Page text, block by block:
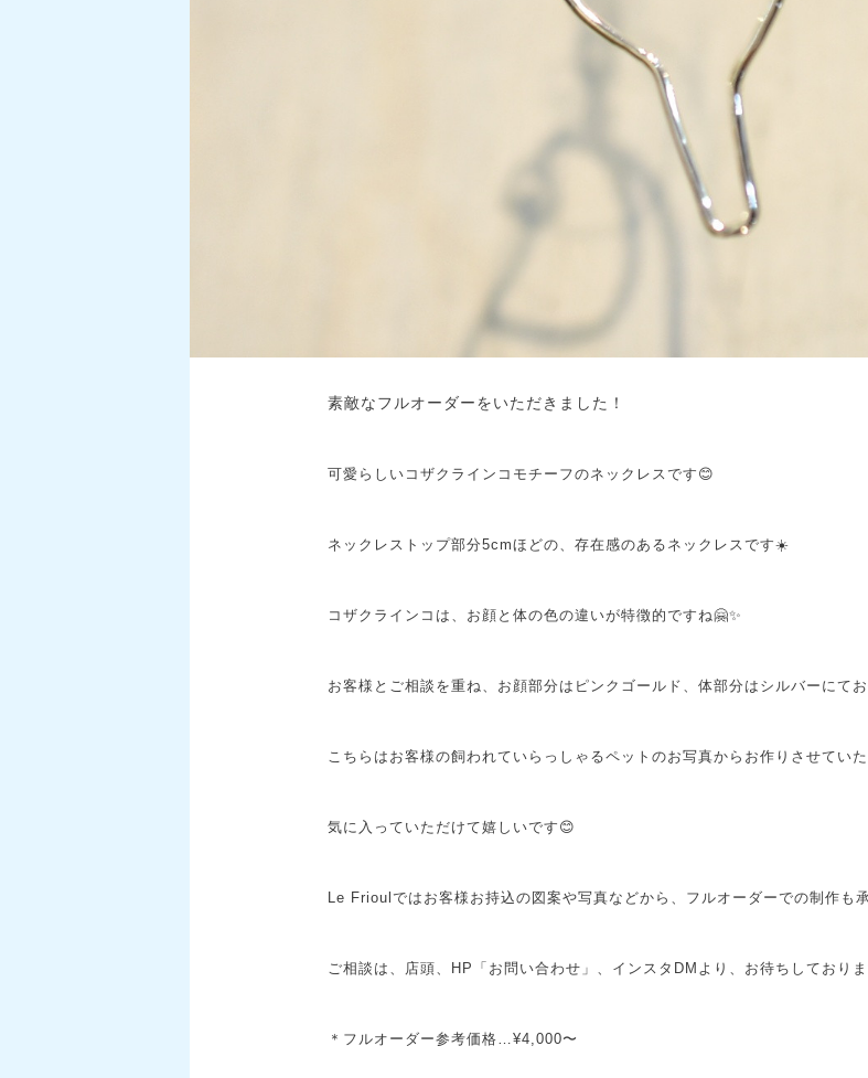
素敵なフルオーダーをいただきました！
可愛らしいコザクラインコモチーフのネックレスです😊
ネックレストップ部分5cmほどの、存在感のあるネックレスです☀️
コザクラインコは、お顔と体の色の違いが特徴的ですね🤗✨
お客様とご相談を重ね、お顔部分はピンクゴールド、体部分はシルバーにて
こちらはお客様の飼われていらっしゃるペットのお写真からお作りさせてい
気に入っていただけて嬉しいです😊
Le Frioulではお客様お持込の図案や写真などから、フルオーダーでの制作も
ご相談は、店頭、HP「お問い合わせ」、インスタDMより、お待ちしており
＊フルオーダー参考価格…¥4,000〜